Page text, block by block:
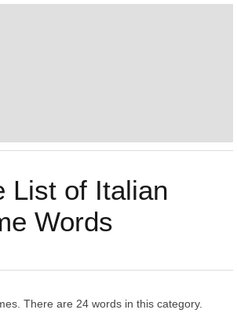
List of Italian
Words
There are 24 words in this category.